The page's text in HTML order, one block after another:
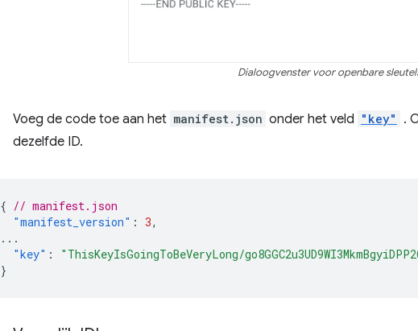
Dialoogvenster voor openbare
Voeg de code toe aan het manifest.json onder het veld "key"
.
dezelfde ID.
{ // manifest.json
"manifest_version" : 3,
...
"key" :
"ThisKeyIsGoingToBeVeryLong/
}